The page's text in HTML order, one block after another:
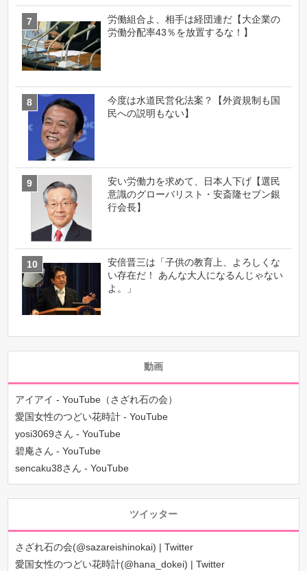
労働組合よ、相手は経団連だ【大企業の
労働分配率43％を放置するな！】
今度は水道民営化法案？【外資規制も国
民への説明もない】
安い労働力を求めて、日本人下げ【選民
意識のグローバリスト・安斎隆セブン銀
行会長】
安倍晋三は「子供の教育上、よろしくな
い存在だ！ あんな大人になるんじゃない
よ。」
動画
アイアイ - YouTube（さざれ石の会）
愛国女性のつどい花時計 - YouTube
yosi3069さん - YouTube
碧庵さん - YouTube
sencaku38さん - YouTube
ツイッター
さざれ石の会(@sazareishinokai) | Twitter
愛国女性のつどい花時計(@hana_dokei) | Twitter